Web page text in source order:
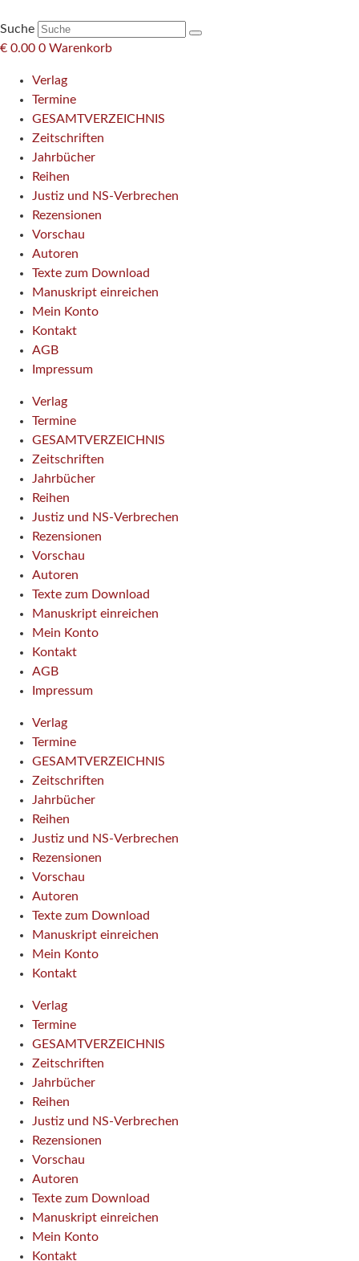
Suche
€ 0.00 0 Warenkorb
Verlag
Termine
GESAMTVERZEICHNIS
Zeitschriften
Jahrbücher
Reihen
Justiz und NS-Verbrechen
Rezensionen
Vorschau
Autoren
Texte zum Download
Manuskript einreichen
Mein Konto
Kontakt
AGB
Impressum
Verlag
Termine
GESAMTVERZEICHNIS
Zeitschriften
Jahrbücher
Reihen
Justiz und NS-Verbrechen
Rezensionen
Vorschau
Autoren
Texte zum Download
Manuskript einreichen
Mein Konto
Kontakt
AGB
Impressum
Verlag
Termine
GESAMTVERZEICHNIS
Zeitschriften
Jahrbücher
Reihen
Justiz und NS-Verbrechen
Rezensionen
Vorschau
Autoren
Texte zum Download
Manuskript einreichen
Mein Konto
Kontakt
Verlag
Termine
GESAMTVERZEICHNIS
Zeitschriften
Jahrbücher
Reihen
Justiz und NS-Verbrechen
Rezensionen
Vorschau
Autoren
Texte zum Download
Manuskript einreichen
Mein Konto
Kontakt